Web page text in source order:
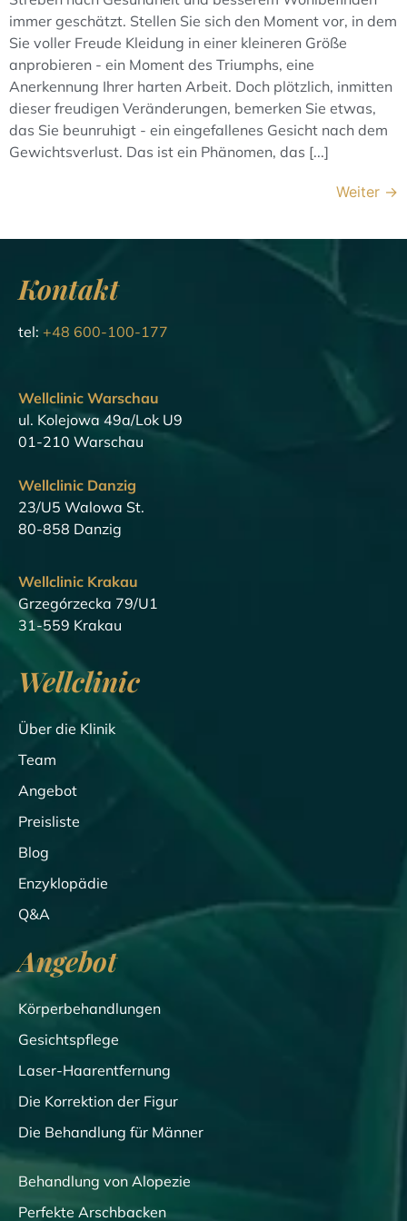
immer geschätzt. Stellen Sie sich den Moment vor, in dem
Sie voller Freude Kleidung in einer kleineren Größe
anprobieren - ein Moment des Triumphs, eine
Anerkennung Ihrer harten Arbeit. Doch plötzlich, inmitten
dieser freudigen Veränderungen, bemerken Sie etwas,
das Sie beunruhigt - ein eingefallenes Gesicht nach dem
Gewichtsverlust. Das ist ein Phänomen, das [...]
Weiter →
Kontakt
tel: +48 600-100-177
Wellclinic Warschau
ul. Kolejowa 49a/Lok U9
01-210 Warschau
Wellclinic Danzig
23/U5 Walowa St.
80-858 Danzig
Wellclinic Krakau
Grzegórzecka 79/U1
31-559 Krakau
Wellclinic
Über die Klinik
Team
Angebot
Preisliste
Blog
Enzyklopädie
Q&A
Angebot
Körperbehandlungen
Gesichtspflege
Laser-Haarentfernung
Die Korrektion der Figur
Die Behandlung für Männer
Behandlung von Alopezie
Perfekte Arschbacken